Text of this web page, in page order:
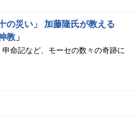
の災い」 加藤隆氏が教える
教」
命記など、モーセの数々の奇跡に